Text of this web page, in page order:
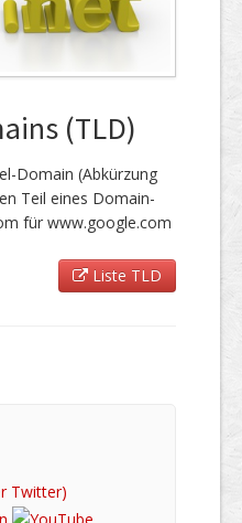
(TLD)
Domain (Abkürzung
Teil eines Domain-
für www.google.com
Liste TLD